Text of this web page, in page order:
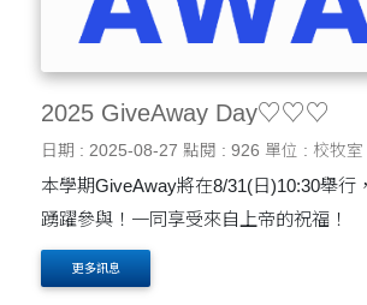
2025 GiveAway Day♡♡♡
日期 : 2025-08-27 點閱 : 926 單位 : 校牧室
本學期GiveAway將在8/31(日)10:30舉行
踴躍參與！一同享受來自上帝的祝福！
更多訊息